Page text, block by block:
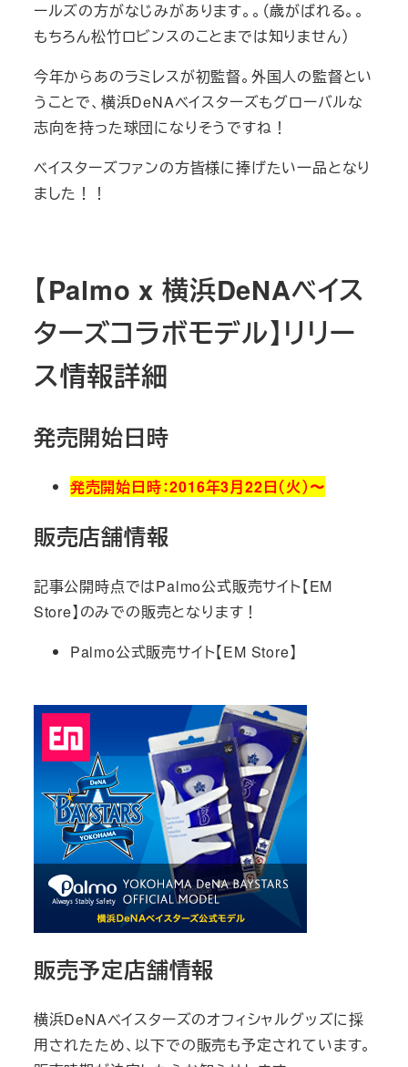
ールズの方がなじみがあります。。（歳がばれる。。
もちろん松竹ロビンスのことまでは知りません）
今年からあのラミレスが初監督。外国人の監督とい
うことで、横浜DeNAベイスターズもグローバルな
志向を持った球団になりそうですね！
ベイスターズファンの方皆様に捧げたい一品となり
ました！！
【Palmo x 横浜DeNAベイス
ターズコラボモデル】リリー
ス情報詳細
発売開始日時
発売開始日時：2016年3月22日（火）〜
販売店舗情報
記事公開時点ではPalmo公式販売サイト【EM
Store】のみでの販売となります！
Palmo公式販売サイト【EM Store】
販売予定店舗情報
横浜DeNAベイスターズのオフィシャルグッズに採
用されたため、以下での販売も予定されています。